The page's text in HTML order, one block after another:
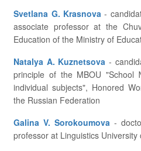
Svetlana G. Krasnova
associate professor at the
Education of the Ministry of
Natalya A. Kuznetsova
principle of the MBOU
individual subjects", Honored
the Russian Federation
Galina V. Sorokoumova
professor at Linguistics University